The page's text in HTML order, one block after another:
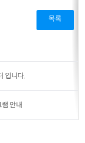
목록
입니다.
안내